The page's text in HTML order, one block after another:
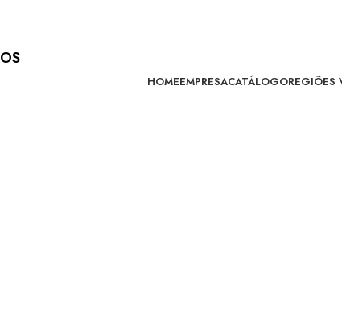
HOMEEMPRESACATÁLOGOREGIÕES